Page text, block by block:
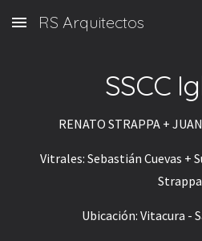
Skip to main content
RS Arquitectos
SSCC
RENATO STRAPPA +
Vitrales: Sebastián Cuevas +
Strappa
Ubicación: Vitacura -